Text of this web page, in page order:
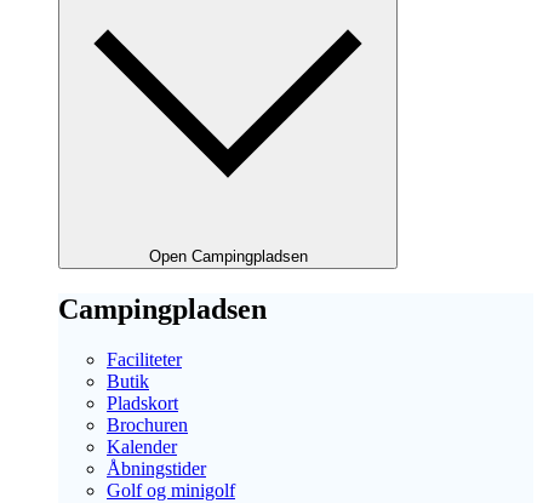
Open Campingpladsen
Campingpladsen
Faciliteter
Butik
Pladskort
Brochuren
Kalender
Åbningstider
Golf og minigolf